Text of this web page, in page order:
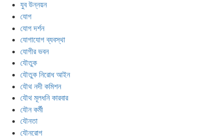
যুব উন্নয়ন
যোগ
যোগ দর্শন
যোগাযোগ ব্যবস্থা
যোগীর ভবন
যৌতুক
যৌতুক নিরোধ আইন
যৌথ নদী কমিশন
যৌথ মূলধনি কারবার
যৌন কর্মী
যৌনতা
যৌনরোগ